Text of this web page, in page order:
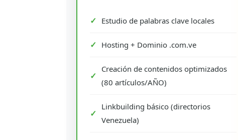
Estudio de palabras clave locales
Hosting + Dominio .com.ve
Creación de contenidos optimizados
(80 artículos/AÑO)
Linkbuilding básico (directorios
Venezuela)